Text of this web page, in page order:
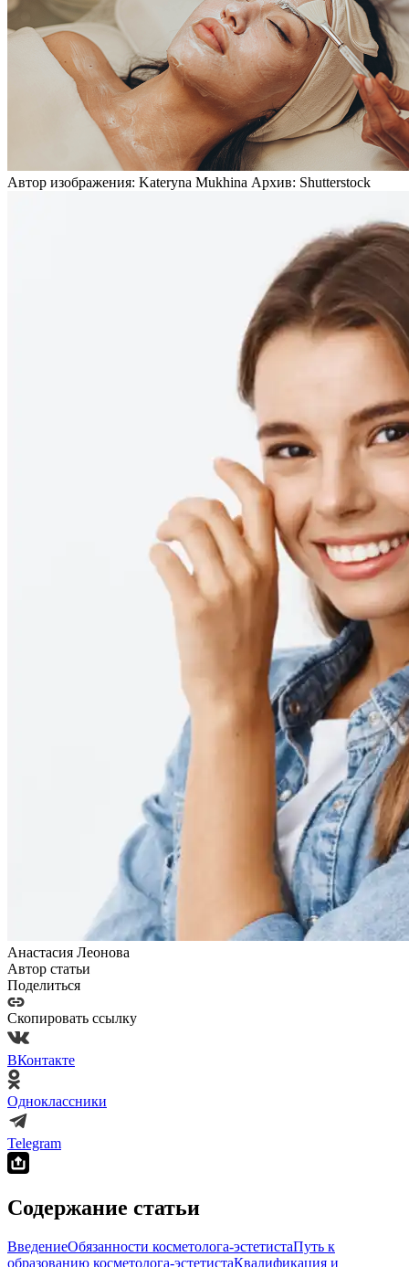
Автор изображения: Kateryna Mukhina Архив: Shutterstock
Анастасия Леонова
Автор статьи
Поделиться
Скопировать ссылку
ВКонтакте
Одноклассники
Telegram
Содержание статьи
ВведениеОбязанности косметолога-эстетистаПуть к
образованию косметолога-эстетистаКвалификация и